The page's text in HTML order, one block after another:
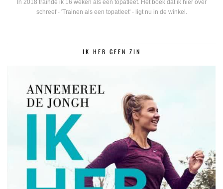
In 2018 trainde ik 16 weken als een topatleet. Het boek dat ik hier over
schreef - 'Trainen als een topatleet' - ligt nu in de winkel.
IK HEB GEEN ZIN